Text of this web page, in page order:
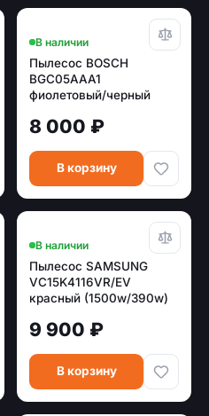
В наличии
Пылесос BOSCH
BGC05AAA1
фиолетовый/черный
8 000 ₽
В корзину
В наличии
Пылесос SAMSUNG
VC15K4116VR/EV
красный (1500w/390w)
9 900 ₽
В корзину